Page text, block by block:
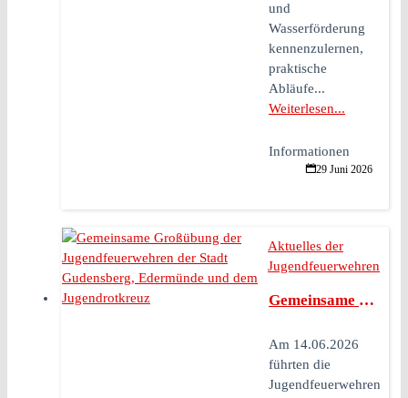
und
Wasserförderung
kennenzulernen,
praktische
Abläufe...
Weiterlesen...
Informationen
29 Juni 2026
Aktuelles der
Jugendfeuerwehren
Gemeinsame Großübung der Jugendfeuerwehren der Stadt Gudensberg, Edermünde und dem Jugendrotkreuz
Am 14.06.2026
führten die
Jugendfeuerwehren